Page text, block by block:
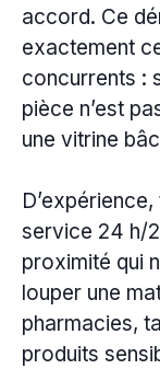
accord. Ce
exactement
concurrents :
pièce n’est
une vitrine
service 24 h/
proximité qui
louper une
pharmacies,
produits